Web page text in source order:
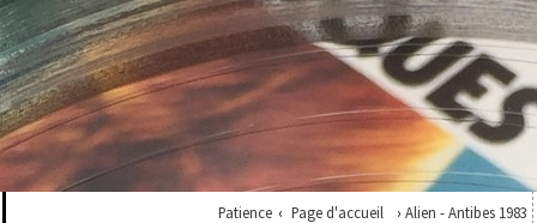
Patience Page d'accueil Alien - Antibes 1983